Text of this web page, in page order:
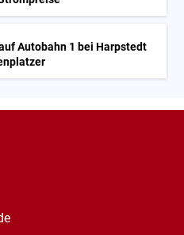
Autobahn 1 bei Harpstedt